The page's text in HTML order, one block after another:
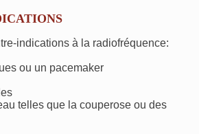
indications à la radiofréquence:
ou un pacemaker
telles que la couperose ou des